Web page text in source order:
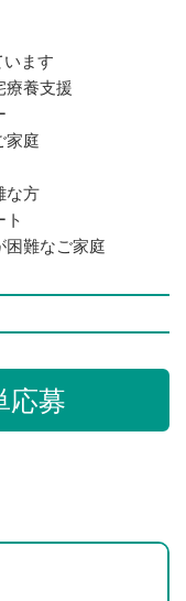
ます
療養支援
家庭
な方
ト
困難なご家庭
募